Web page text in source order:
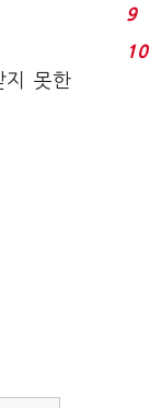
지 못한
9
10